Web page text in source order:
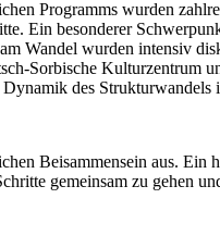
Programms wurden
Ein besonderer
Wandel wurden intensiv
Sorbische Kulturzentrum
des Strukturwandels
Beisammensein aus.
gemeinsam zu gehen